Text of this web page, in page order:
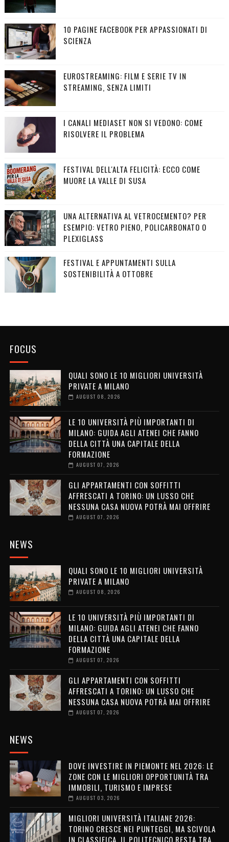
10 PAGINE FACEBOOK PER APPASSIONATI DI
SCIENZA
EUROSTREAMING: FILM E SERIE TV IN
STREAMING, SENZA LIMITI
I CANALI MEDIASET NON SI VEDONO: COME
RISOLVERE IL PROBLEMA
FESTIVAL DELL'ALTA FELICITÀ: ECCO COME
MUORE LA VALLE DI SUSA
UNA ALTERNATIVA AL VETROCEMENTO? PER
ESEMPIO: VETRO PIENO, POLICARBONATO O
PLEXIGLASS
FESTIVAL E APPUNTAMENTI SULLA
SOSTENIBILITÀ A OTTOBRE
FOCUS
QUALI SONO LE 10 MIGLIORI UNIVERSITÀ
PRIVATE A MILANO
AUGUST 08, 2026
LE 10 UNIVERSITÀ PIÙ IMPORTANTI DI
MILANO: GUIDA AGLI ATENEI CHE FANNO
DELLA CITTÀ UNA CAPITALE DELLA
FORMAZIONE
AUGUST 07, 2026
GLI APPARTAMENTI CON SOFFITTI
AFFRESCATI A TORINO: UN LUSSO CHE
NESSUNA CASA NUOVA POTRÀ MAI OFFRIRE
AUGUST 07, 2026
NEWS
QUALI SONO LE 10 MIGLIORI UNIVERSITÀ
PRIVATE A MILANO
AUGUST 08, 2026
LE 10 UNIVERSITÀ PIÙ IMPORTANTI DI
MILANO: GUIDA AGLI ATENEI CHE FANNO
DELLA CITTÀ UNA CAPITALE DELLA
FORMAZIONE
AUGUST 07, 2026
GLI APPARTAMENTI CON SOFFITTI
AFFRESCATI A TORINO: UN LUSSO CHE
NESSUNA CASA NUOVA POTRÀ MAI OFFRIRE
AUGUST 07, 2026
NEWS
DOVE INVESTIRE IN PIEMONTE NEL 2026: LE
ZONE CON LE MIGLIORI OPPORTUNITÀ TRA
IMMOBILI, TURISMO E IMPRESE
AUGUST 03, 2026
MIGLIORI UNIVERSITÀ ITALIANE 2026:
TORINO CRESCE NEI PUNTEGGI, MA SCIVOLA
IN CLASSIFICA. IL POLITECNICO RESTA TRA